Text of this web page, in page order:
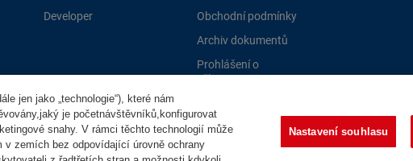
Developer
Obchodní podmínky
Archiv dokumentů
Prohlášení o
přístupnosti
PPLně se
jen jako „technologie“), které nám
je početnávštěvníků,konfigurovat
snahy. V rámci těchto technologií může
v zemích bez odpovídající úrovně ochrany
Nastavení souhlasu